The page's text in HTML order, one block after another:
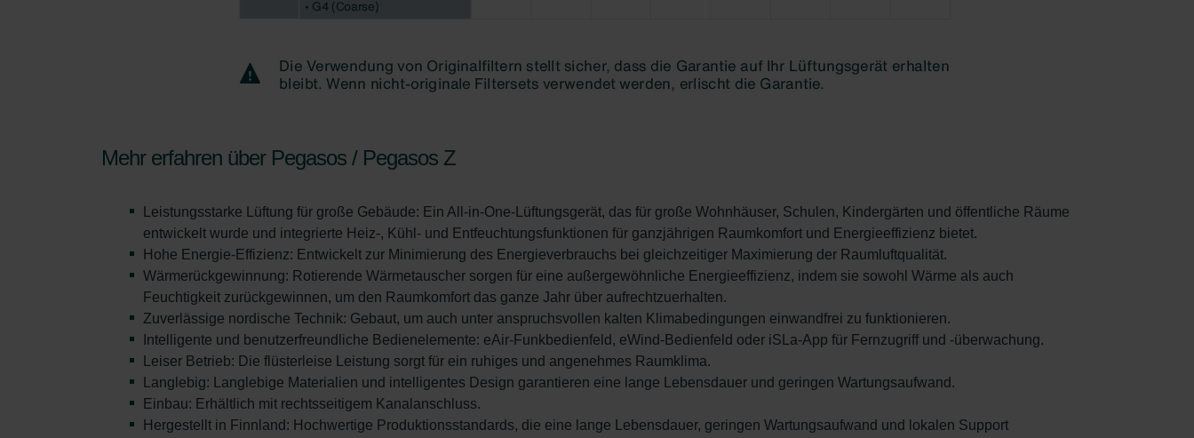
Zehnder Group Italia S.r.l.: Privacy
Zehnder Group Sales International: Privacy Policy
Zehnder Group Schweiz AG: Datenschutz
Zehnder Group Deutschland GmbH
Mehr erfahren über Pegasos / Pegasos Z
Leistungsstarke Lüftung für große Gebäude: Ein All-in-One-Lüftungsgerät, das für große Wohnhäuser, Schulen, Kindergärten und öffentliche Räume
entwickelt wurde und integrierte Heiz-, Kühl- und Entfeuchtungsfunktionen für ganzjährigen Raumkomfort und Energieeffizienz bietet.
Hohe Energie-Effizienz: Entwickelt zur Minimierung des Energieverbrauchs bei gleichzeitiger Maximierung der Raumluftqualität.
Wärmerückgewinnung: Rotierende Wärmetauscher sorgen für eine außergewöhnliche Energieeffizienz, indem sie sowohl Wärme als auch
Feuchtigkeit zurückgewinnen, um den Raumkomfort das ganze Jahr über aufrechtzuerhalten.
Zuverlässige nordische Technik: Gebaut, um auch unter anspruchsvollen kalten Klimabedingungen einwandfrei zu funktionieren.
Intelligente und benutzerfreundliche Bedienelemente: eAir-Funkbedienfeld, eWind-Bedienfeld oder iSLa-App für Fernzugriff und -überwachung.
Leiser Betrieb: Die flüsterleise Leistung sorgt für ein ruhiges und angenehmes Raumklima.
Langlebig: Langlebige Materialien und intelligentes Design garantieren eine lange Lebensdauer und geringen Wartungsaufwand.
Einbau: Erhältlich mit rechtsseitigem Kanalanschluss.
Hergestellt in Finnland: Hochwertige Produktionsstandards, die eine lange Lebensdauer, geringen Wartungsaufwand und lokalen Support